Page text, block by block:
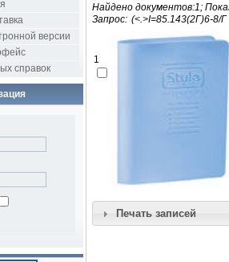
версии
справок
Найдено документов:1;
Запрос:
1
Печать записей